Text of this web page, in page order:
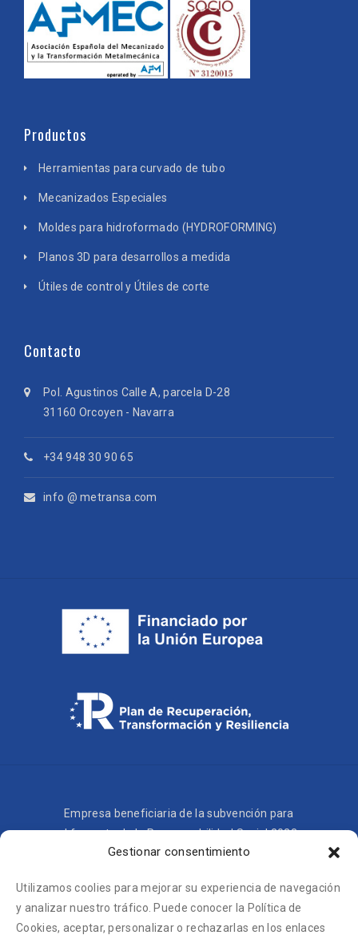
Gestionar consentimiento
Utilizamos coolies para mejorar su experiencia de navegación
y analizar nuestro tráfico. Puede conocer la Política de
Cookies, aceptar, personalizar o rechazarlas en los enlaces
Productos
Herramientas para curvado de tubo
Mecanizados Especiales
Moldes para hidroformado (HYDROFORMING)
Planos 3D para desarrollos a medida
Útiles de control y Útiles de corte
Contacto
Pol. Agustinos Calle A, parcela D-28
31160 Orcoyen - Navarra
+34 948 30 90 65
info @ metransa.com
Empresa beneficiaria de la subvención para
el fomento de la Responsabilidad Social 2023.